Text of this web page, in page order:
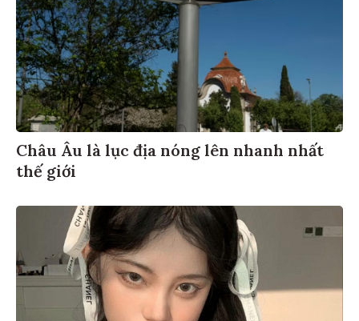
Châu Âu là lục địa nóng lên nhanh nhất
thế giới